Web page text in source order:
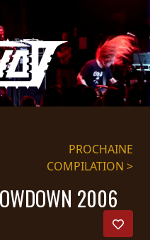
PROCHAINE
COMPILATION >
2006